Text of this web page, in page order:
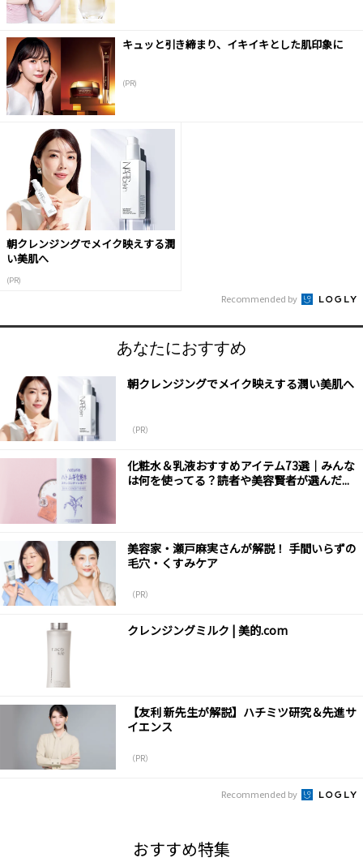
キュッと引き締まり、イキイキとした肌印象に
(PR)
朝クレンジングでメイク映えする潤
い美肌へ
(PR)
Recommended by
あなたにおすすめ
朝クレンジングでメイク映えする潤い美肌へ
（PR）
化粧水＆乳液おすすめアイテム73選｜みんな
は何を使ってる？読者や美容賢者が選んだ...
美容家・瀬戸麻実さんが解説！ 手間いらずの
毛穴・くすみケア
（PR）
クレンジングミルク | 美的.com
【友利 新先生が解説】ハチミツ研究＆先進サ
イエンス
（PR）
Recommended by
おすすめ特集